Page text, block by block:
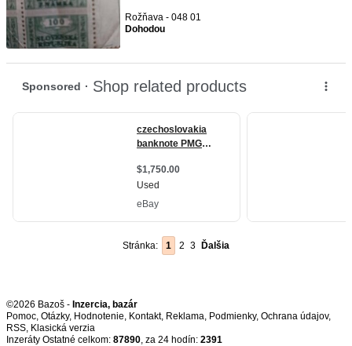
Rožňava - 048 01
Dohodou
Stránka: 1 2 3 Ďalšia
©2026 Bazoš - Inzercia, bazár
Pomoc, Otázky, Hodnotenie, Kontakt, Reklama, Podmienky, Ochrana údajov,
RSS,
Inzeráty Ostatné celkom: 87890, za 24 hodín: 2391